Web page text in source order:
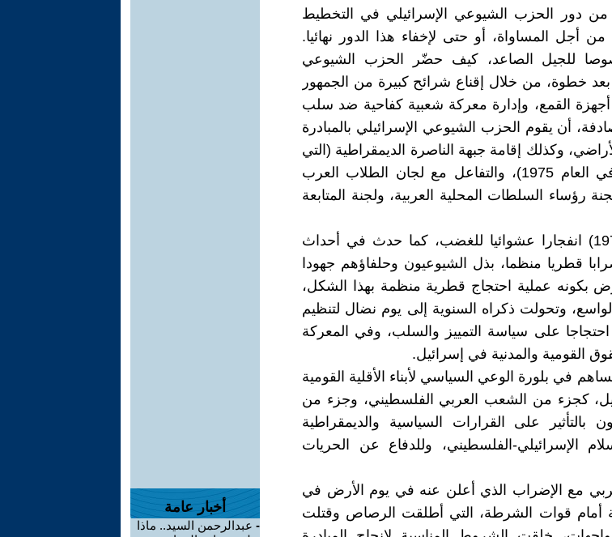
من دور الحزب الشيوعي الإسرائيلي في التخطيط
أجل المساواة، أو حتى لإخفاء هذا الدور نهائيا.
للجيل الصاعد، كيف حضّر الحزب الشيوعي
بعد خطوة، من خلال إقناع شرائح كبيرة من الجمهور
القمع، وإدارة معركة شعبية كفاحية ضد سلب
أن يقوم الحزب الشيوعي الإسرائيلي بالمبادرة
وكذلك إقامة جبهة الناصرة الديمقراطية (التي
فازت في الإنتخابات للبلدية في العام 1975)، والتفاعل مع لجان الطلاب العرب
رؤساء السلطات المحلية العربية، ولجنة المتابعة
لم يكن يوم الأرض الأول (1976) انفجارا عشوائيا للغضب، كما حدث في أحداث
ذلك إضرابا قطريا منظما، بذل الشيوعيون وحلفاؤهم جهودا
بكونه عملية احتجاج قطرية منظمة بهذا الشكل،
وتحولت ذكراه السنوية إلى يوم نضال لتنظيم
على سياسة التمييز والسلب، وفي المعركة
القومية والمدنية في إسرائيل.
في بلورة الوعي السياسي لأبناء الأقلية القومية
كجزء من الشعب العربي الفلسطيني، وجزء من
بالتأثير على القرارات السياسية والديمقراطية
الإسرائيلي-الفلسطيني، وللدفاع عن الحريات
مع الإضراب الذي أعلن عنه في يوم الأرض في
الشجاعة أمام قوات الشرطة، التي أطلقت الرصاص وقتلت
أخبار عامة
- عبدالرحمن السيد.. ماذا